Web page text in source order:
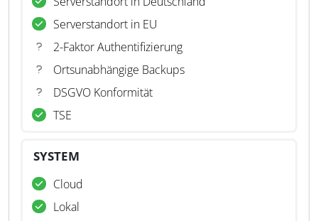
Serverstandort in EU
2-Faktor Authentifizierung
Ortsunabhängige Backups
DSGVO Konformität
TSE
SYSTEM
Cloud
Lokal